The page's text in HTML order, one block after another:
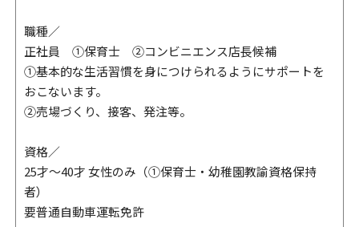
職種／
正社員 ①保育士 ②コンビニエンス店長候補
①基本的な生活習慣を身につけられるようにサポートを
おこないます。
②売場づくり、接客、発注等。
資格／
25才～40才 女性のみ（①保育士・幼稚園教諭資格保持
者）
要普通自動車運転免許